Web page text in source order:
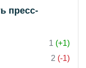
пресс-
1 (+1)
2 (-1)